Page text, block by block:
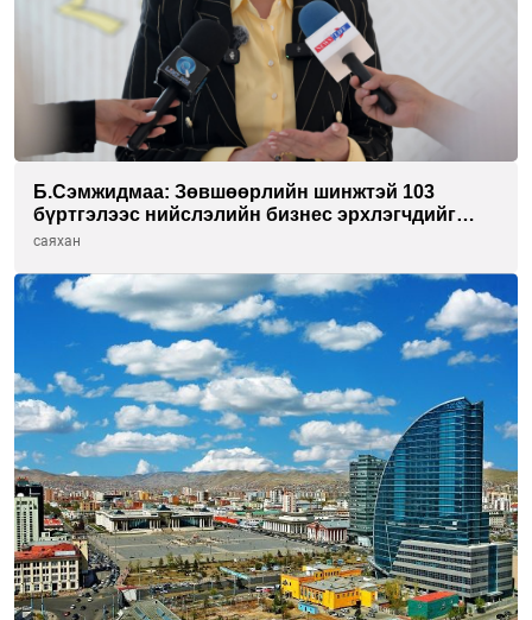
Б.Сэмжидмаа: Зөвшөөрлийн шинжтэй 103
бүртгэлээс нийслэлийн бизнес эрхлэгчдийг
чөлөөллөө
саяхан